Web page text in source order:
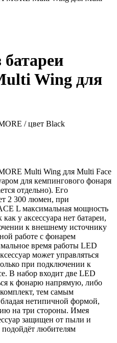
Wing для
/ цвет Black
Multi Wing для Multi Face
для кемпингового фонаря
отдельно). Его
2 300 люмен, при
L максимальная мощность
у аксессуара нет батареи,
к внешнему источнику
работе с фонарем
время работы LED
может управляться
при подключении к
В набор входит две LED
к фонарю напрямую, либо
тем самым
нетипичной формой,
на три стороны. Имея
защищен от пыли и
любителям